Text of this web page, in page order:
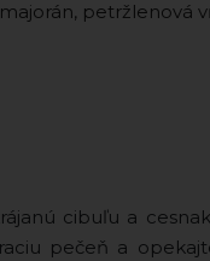
petržlenová
cibuľu a
pečeň a